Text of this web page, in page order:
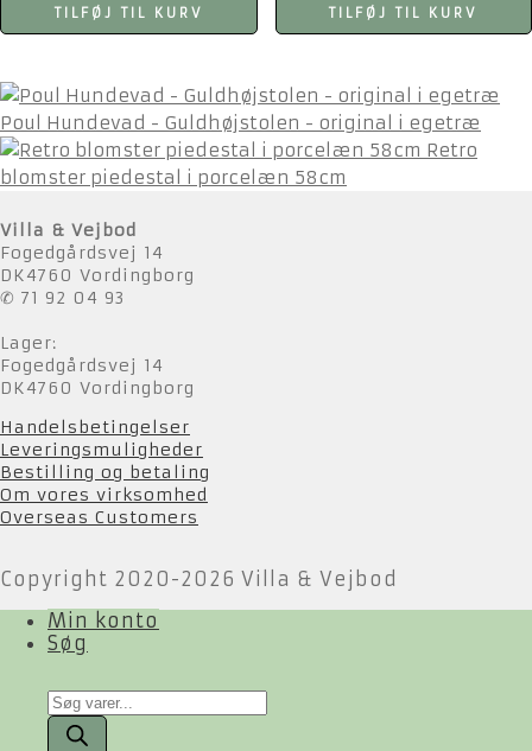
TILFØJ TIL KURV TILFØJ TIL KURV
Poul Hundevad - Guldhøjstolen - original i egetræ
Retro
blomster piedestal i porcelæn 58cm
Villa & Vejbod
Fogedgårdsvej 14
DK4760 Vordingborg
✆ 71 92 04 93
Lager:
Fogedgårdsvej 14
DK4760 Vordingborg
Handelsbetingelser
Leveringsmuligheder
Bestilling og betaling
Om vores virksomhed
Overseas Customers
Copyright 2020-2026 Villa & Vejbod
Min konto
Søg
Products
search